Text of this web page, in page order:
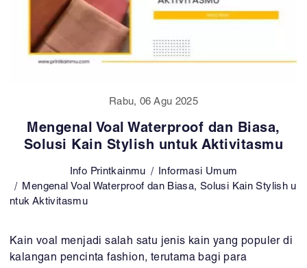
Rabu, 06 Agu 2025
Mengenal Voal Waterproof dan Biasa,
Solusi Kain Stylish untuk Aktivitasmu
Info Printkainmu
Informasi Umum
Mengenal Voal Waterproof dan Biasa, Solusi Kain Stylish u
ntuk Aktivitasmu
Kain voal menjadi salah satu jenis kain yang populer di
kalangan pencinta fashion, terutama bagi para